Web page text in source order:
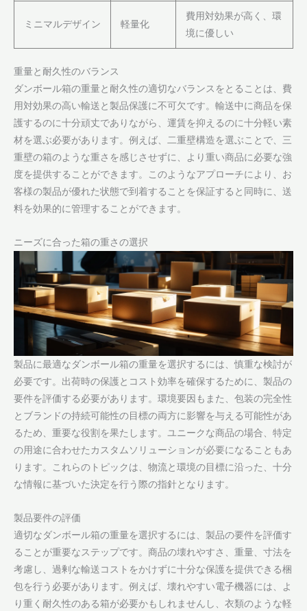
ミニマルデザイン 軽量化
費用対効果が高く、環
境に優しい
重量と耐久性のバランス
ダンボール箱の重量と耐久性の適切なバランスをとることは、費
用対効果の高い輸送と製品保護に不可欠です。輸送中に商品を保
護するのに十分頑丈でありながら、運賃を抑えるのに十分軽い素
材を選ぶ必要があります。例えば、二重壁構造を選ぶことで、三
重壁の箱のような重さを感じさせずに、より重い商品に必要な強
度を提供することができます。このようなアプローチにより、お
客様の製品が優れた状態で到着することを保証すると同時に、送
料を効果的に管理することができます。
ニーズに合った箱の重さの選択
製品に最適なダンボール箱の重量を選択するには、慎重な検討が
必要です。出荷時の保護とコスト効率を確保するために、製品の
要件を評価する必要があります。環境要因もまた、包装の完全性
とブランドの持続可能性の目標の両方に影響を与える可能性があ
るため、重要な役割を果たします。ユニークな商品の場合、特定
の用途に合わせたカスタムソリューションが必要になることもあ
ります。これらのトピックは、物流と環境の目標に沿った、十分
な情報に基づいた決定を行う際の指針となります。
製品要件の評価
適切なダンボール箱の重量を選択するには、製品の要件を評価す
ることが重要なステップです。商品の壊れやすさ、重量、寸法を
考慮し、過剰な輸送コストをかけずに十分な保護を提供できる梱
包を行う必要があります。例えば、壊れやすい電子機器には、よ
り重く耐久性のある箱が必要かもしれませんし、衣類のような軽